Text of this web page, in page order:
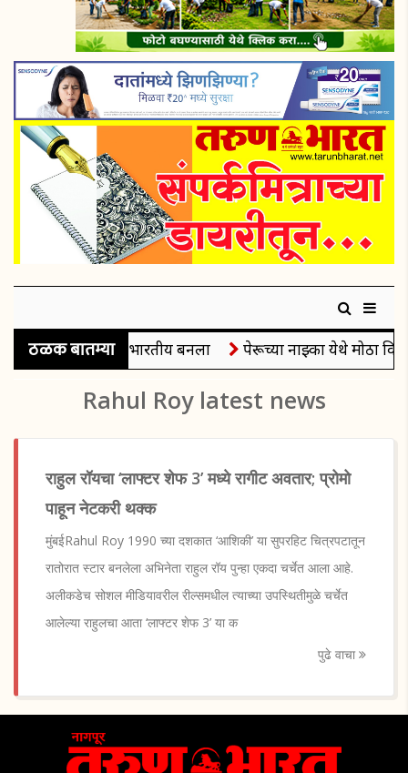
ठळक बातम्या
जिंकणारा पहिला भारतीय बनला पेरूच्या नाझ्का येथे मोठा
Rahul Roy latest news
राहुल रॉयचा ‘लाफ्टर शेफ 3’ मध्ये रागीट अवतार; प्रोमो
पाहून नेटकरी थक्क
मुंबईRahul Roy 1990 च्या दशकात ‘आशिकी’ या सुपरहिट चित्रपटातून
रातोरात स्टार बनलेला अभिनेता राहुल रॉय पुन्हा एकदा चर्चेत आला आहे.
अलीकडेच सोशल मीडियावरील रील्समधील त्याच्या उपस्थितीमुळे चर्चेत
आलेल्या राहुलचा आता ‘लाफ्टर शेफ 3’ या क
पुढे वाचा